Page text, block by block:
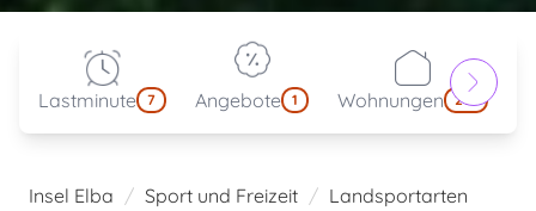
Lastminute 7 Angebote 1 Wohnungen 214
Insel Elba Sport und Freizeit
Landsportarten